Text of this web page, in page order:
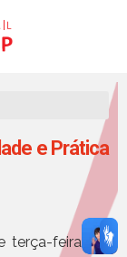
e Prática
terça-feira), o